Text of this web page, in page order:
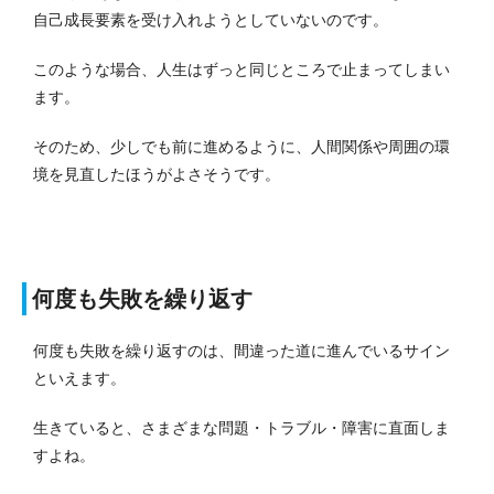
自己成長要素を受け入れようとしていないのです。
このような場合、人生はずっと同じところで止まってしまい
ます。
そのため、少しでも前に進めるように、人間関係や周囲の環
境を見直したほうがよさそうです。
何度も失敗を繰り返す
何度も失敗を繰り返すのは、間違った道に進んでいるサイン
といえます。
生きていると、さまざまな問題・トラブル・障害に直面しま
すよね。